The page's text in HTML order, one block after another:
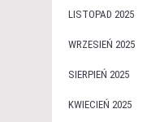
LISTOPAD 2025
WRZESIEŃ 2025
SIERPIEŃ 2025
KWIECIEŃ 2025